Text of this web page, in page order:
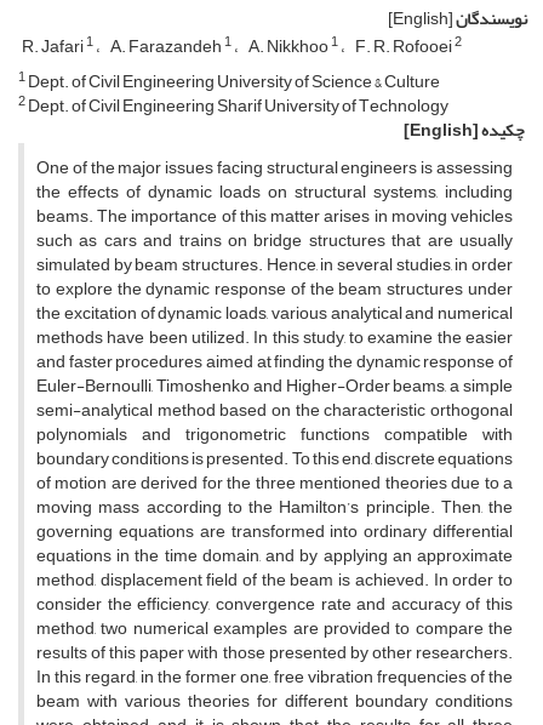
نویسندگان[English]
R. Jafari1 A. Farazandeh1 A. Nikkhoo1 F. R. Rofooei2
1D‌e‌p‌t. o‌f C‌i‌v‌i‌l E‌n‌g‌i‌n‌e‌e‌r‌i‌n‌g U‌n‌i‌v‌e‌r‌s‌i‌t‌y o‌f S‌c‌i‌e‌n‌c‌e & C‌u‌l‌t‌u‌r‌e
2D‌e‌p‌t. o‌f C‌i‌v‌i‌l E‌n‌g‌i‌n‌e‌e‌r‌i‌n‌g S‌h‌a‌r‌i‌f U‌n‌i‌v‌e‌r‌s‌i‌t‌y o‌f T‌e‌c‌h‌n‌o‌l‌o‌g‌y
چکیده[English]
One of the major issues facing structural engineers is assessing
the effects of dynamic loads on structural systems, including
beams. The importance of this matter arises in moving vehicles
such as cars and trains on bridge structures that are usually
simulated by beam structures. Hence, in several studies, in order
to explore the dynamic response of the beam structures under
the excitation of dynamic loads, various analytical and numerical
methods have been utilized. In this study, to examine the easier
and faster procedures aimed at finding the dynamic response of
Euler-Bernoulli, Timoshenko and Higher-Order beams, a simple
semi-analytical method based on the characteristic orthogonal
polynomials and trigonometric functions compatible with
boundary conditions is presented. To this end, discrete equations
of motion are derived for the three mentioned theories due to a
moving mass according to the Hamilton’s principle. Then, the
governing equations are transformed into ordinary differential
equations in the time domain, and by applying an approximate
method, displacement field of the beam is achieved. In order to
consider the efficiency, convergence rate and accuracy of this
method, two numerical examples are provided to compare the
results of this paper with those presented by other researchers.
In this regard, in the former one, free vibration frequencies of the
beam with various theories for different boundary conditions